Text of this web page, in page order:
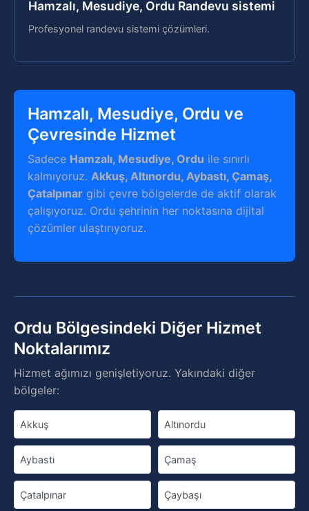
Hamzalı, Mesudiye, Ordu Randevu sistemi
Profesyonel randevu sistemi çözümleri.
Hamzalı, Mesudiye, Ordu ve
Çevresinde Hizmet
Sadece Hamzalı, Mesudiye, Ordu ile sınırlı
kalmıyoruz. Akkuş, Altınordu, Aybastı, Çamaş,
Çatalpınar gibi çevre bölgelerde de aktif olarak
çalışıyoruz. Ordu şehrinin her noktasına dijital
çözümler ulaştırıyoruz.
Ordu Bölgesindeki Diğer Hizmet
Noktalarımız
Hizmet ağımızı genişletiyoruz. Yakındaki diğer
bölgeler:
Akkuş Altınordu
Aybastı Çamaş
Çatalpınar Çaybaşı